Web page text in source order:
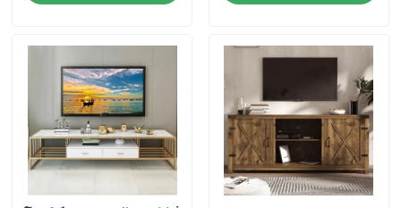
ตู้วางทีวีแบบกำหนดเอง
เก้าอี้สตูลบาร์
โต๊ะกาแฟแบบกำหนดเอง